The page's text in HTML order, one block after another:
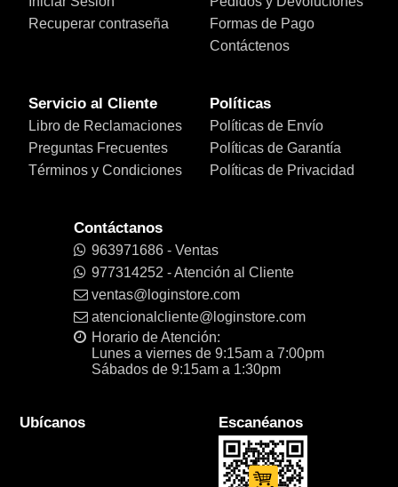
Recuperar contraseña
Formas de Pago
Contáctenos
Servicio al Cliente
Libro de Reclamaciones
Preguntas Frecuentes
Términos y Condiciones
Políticas
Políticas de Envío
Políticas de Garantía
Políticas de Privacidad
Contáctanos
963971686 - Ventas
977314252 - Atención al Cliente
ventas@loginstore.com
atencionalcliente@loginstore.com
Horario de Atención:
Lunes a viernes de 9:15am a 7:00pm
Sábados de 9:15am a 1:30pm
Ubícanos Escanéanos